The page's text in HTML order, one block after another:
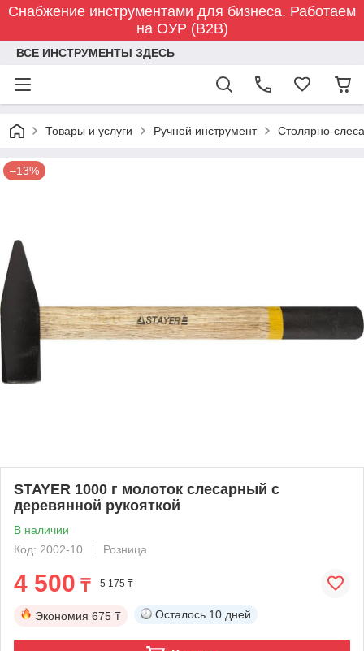
Снабжение инструментами для бизнеса. Работаем
на ОУР (B2B)
ВСЕ ИНСТРУМЕНТЫ ЗДЕСЬ
Товары и услуги Ручной инструмент Столярно-
–13%
STAYER 1000 г молоток слесарный с
деревянной рукояткой
В наличии
Код: 2002-10
Розница
4 500 ₸ 5 175 ₸
Экономия 675 ₸ Осталось 10 дней